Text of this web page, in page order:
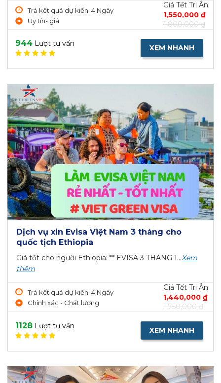
Trả kết quả dự kiến: 4 Ngày
Uy tín- giá
Giá Tết Tri Ân
1,550,000 ₫
1,800,000 ₫
944 Lượt tư vấn XEM NHANH
Dịch vụ xin Evisa Việt Nam 3 tháng cho
quốc tịch Ethiopia
Giá tốt cho người Ethiopia: ** EVISA 3 THÁNG 1...Xem
thêm
Trả kết quả dự kiến: 4 Ngày
Chính xác - Chất lượng
Giá Tết Tri Ân
1,440,000 ₫
1,750,000 ₫
1128 Lượt tư vấn XEM NHANH